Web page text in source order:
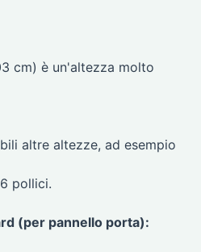
cm) è un'altezza molto
altre altezze, ad esempio
pollici.
(per pannello porta):